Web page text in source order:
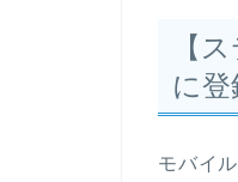
【
に
モバイ